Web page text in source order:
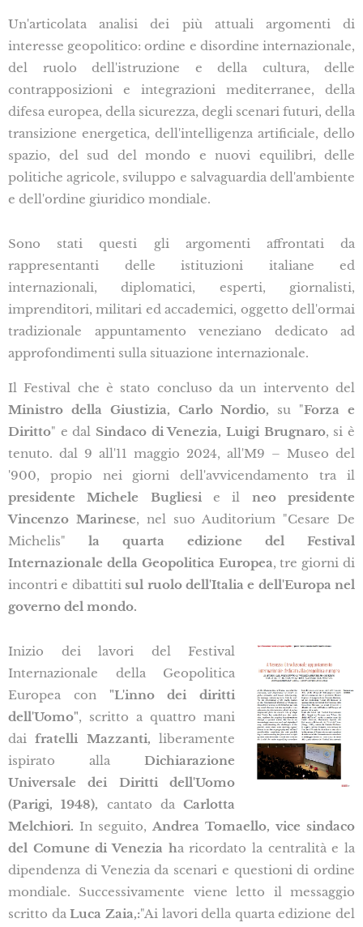
Un'articolata analisi dei più attuali argomenti di
interesse geopolitico: ordine e disordine internazionale,
del ruolo dell'istruzione e della cultura, delle
contrapposizioni e integrazioni mediterranee, della
difesa europea, della sicurezza, degli scenari futuri, della
transizione energetica, dell'intelligenza artificiale, dello
spazio, del sud del mondo e nuovi equilibri, delle
politiche agricole, sviluppo e salvaguardia dell'ambiente
e dell'ordine giuridico mondiale.
Sono stati questi gli argomenti affrontati da
rappresentanti delle istituzioni italiane ed
internazionali, diplomatici, esperti, giornalisti,
imprenditori, militari ed accademici, oggetto dell'ormai
tradizionale appuntamento veneziano dedicato ad
approfondimenti sulla situazione internazionale.
Il Festival che è stato concluso da un intervento del
Ministro della Giustizia, Carlo Nordio, su "Forza e
Diritto" e dal Sindaco di Venezia, Luigi Brugnaro, si è
tenuto. dal 9 all'11 maggio 2024, all'M9 – Museo del
'900, propio nei giorni dell'avvicendamento tra il
presidente Michele Bugliesie il neo presidente
Vincenzo Marinese, nel suo Auditorium "Cesare De
Michelis" la quarta edizione del Festival
Internazionale della Geopolitica Europea, tre giorni di
incontri e dibattiti sul ruolo dell'Italia e dell'Europa nel
governo del mondo.
Inizio dei lavori del Festival
Internazionale della Geopolitica
Europea con"L'inno dei diritti
dell'Uomo", scritto a quattro mani
daifratelli Mazzanti,liberamente
ispirato allaDichiarazione
Universale dei Diritti dell'Uomo
(Parigi, 1948), cantato daCarlotta
Melchiori. In seguito, Andrea Tomaello, vice sindaco
del Comune di Venezia ha ricordato la centralità e la
dipendenza di Venezia da scenari e questioni di ordine
mondiale. Successivamente viene letto il messaggio
scritto daLuca Zaia,:"Ai lavori della quarta edizione del